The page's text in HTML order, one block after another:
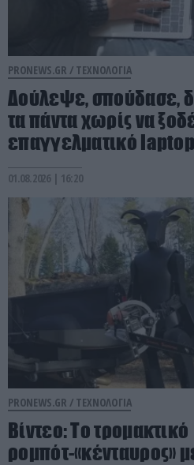
PRONEWS.GR / ΤΕΧΝΟΛΟΓΙΑ
Δούλεψε, σπούδασε,
τα πάντα χωρίς να
επαγγελματικό
01.08.2026 | 16:20
PRONEWS.GR / ΤΕΧΝΟΛΟΓΙΑ
Βίντεο: Το τρομακτικό
ρομπότ-«κένταυρος»